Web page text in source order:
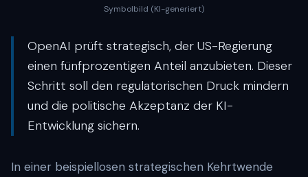
Symbolbild (KI-generiert)
OpenAI prüft strategisch, der US-Regierung
einen fünfprozentigen Anteil anzubieten. Dieser
Schritt soll den regulatorischen Druck mindern
und die politische Akzeptanz der KI-
Entwicklung sichern.
In einer beispiellosen strategischen Kehrtwende